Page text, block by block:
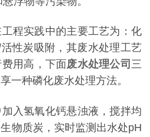
工程实践中的主要工艺为：化
性炭吸附，其废水处理工艺
用高，下面废水处理公司三
一种磷化废水处理方法。
入氢氧化钙悬浊液，搅拌均
物质炭，实时监测出水处pH